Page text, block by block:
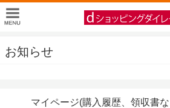
お知らせ
マイページ(購入履歴、領収書